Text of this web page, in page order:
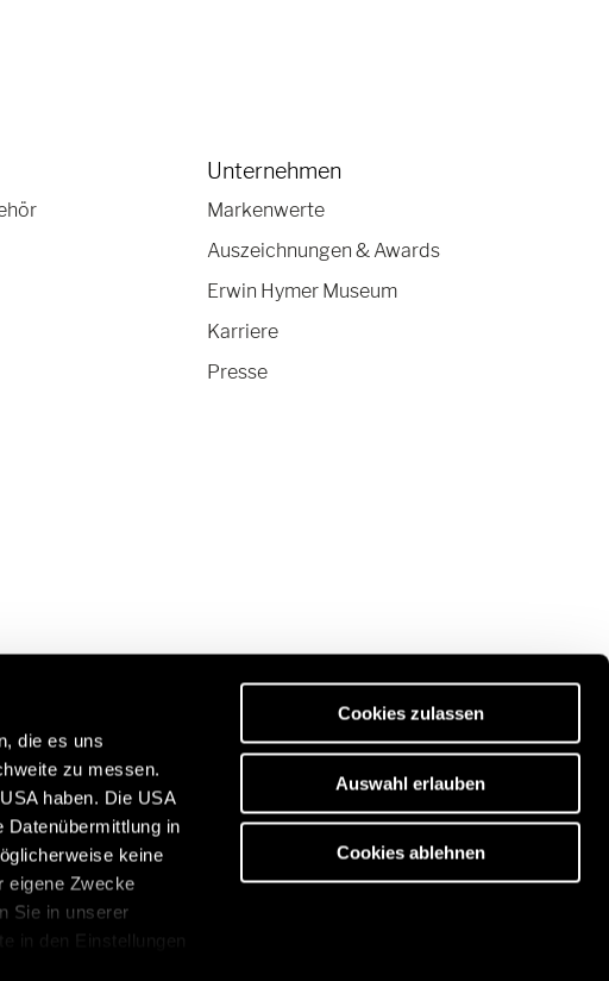
die es uns
zu messen.
haben. Die USA
Datenübermittlung in
keine
eigene Zwecke
Sie in unserer
in den Einstellungen
Cookies zulassen
Auswahl erlauben
Cookies ablehnen
Unternehmen
Markenwerte
Auszeichnungen & Awards
Erwin Hymer Museum
Karriere
Presse
Qualität:
ch/de
Entdecken Sie unser Reiseportal:
https://www.freeontour.com/